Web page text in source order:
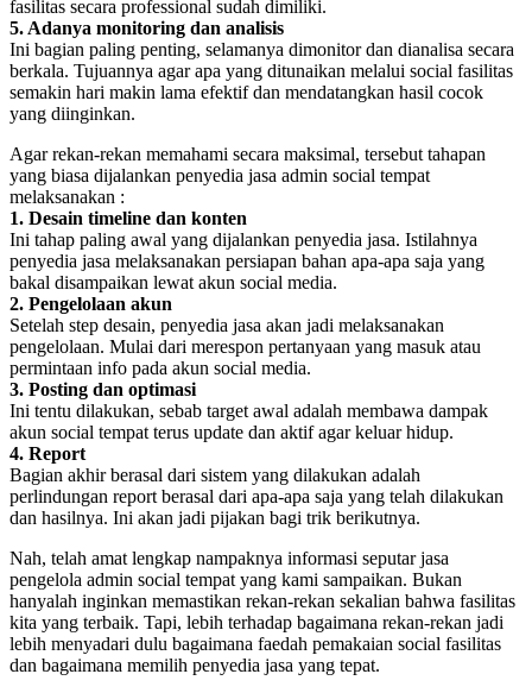
fasilitas secara professional sudah dimiliki.
5. Adanya monitoring dan analisis
Ini bagian paling penting, selamanya dimonitor dan dianalisa secara
berkala. Tujuannya agar apa yang ditunaikan melalui social fasilitas
semakin hari makin lama efektif dan mendatangkan hasil cocok
yang diinginkan.
Agar rekan-rekan memahami secara maksimal, tersebut tahapan
yang biasa dijalankan penyedia jasa admin social tempat
melaksanakan :
1. Desain timeline dan konten
Ini tahap paling awal yang dijalankan penyedia jasa. Istilahnya
penyedia jasa melaksanakan persiapan bahan apa-apa saja yang
bakal disampaikan lewat akun social media.
2. Pengelolaan akun
Setelah step desain, penyedia jasa akan jadi melaksanakan
pengelolaan. Mulai dari merespon pertanyaan yang masuk atau
permintaan info pada akun social media.
3. Posting dan optimasi
Ini tentu dilakukan, sebab target awal adalah membawa dampak
akun social tempat terus update dan aktif agar keluar hidup.
4. Report
Bagian akhir berasal dari sistem yang dilakukan adalah
perlindungan report berasal dari apa-apa saja yang telah dilakukan
dan hasilnya. Ini akan jadi pijakan bagi trik berikutnya.
Nah, telah amat lengkap nampaknya informasi seputar jasa
pengelola admin social tempat yang kami sampaikan. Bukan
hanyalah inginkan memastikan rekan-rekan sekalian bahwa fasilitas
kita yang terbaik. Tapi, lebih terhadap bagaimana rekan-rekan jadi
lebih menyadari dulu bagaimana faedah pemakaian social fasilitas
dan bagaimana memilih penyedia jasa yang tepat.